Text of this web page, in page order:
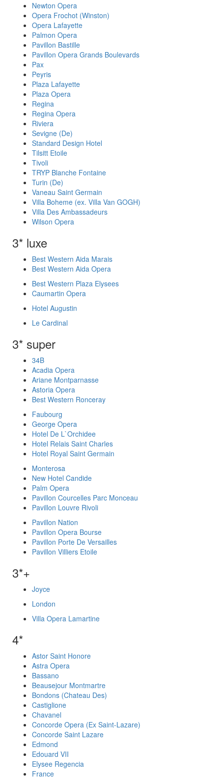
Newton Opera
Opera Frochot (Winston)
Opera Lafayette
Palmon Opera
Pavillon Bastille
Pavillon Opera Grands Boulevards
Pax
Peyris
Plaza Lafayette
Plaza Opera
Regina
Regina Opera
Riviera
Sevigne (De)
Standard Design Hotel
Tilsitt Etoile
Tivoli
TRYP Blanche Fontaine
Turin (De)
Vaneau Saint Germain
Villa Boheme (ex. Villa Van GOGH)
Villa Des Ambassadeurs
Wilson Opera
3* luxe
Best Western Aida Marais
Best Western Aida Opera
Best Western Plaza Elysees
Caumartin Opera
Hotel Augustin
Le Cardinal
3* super
34B
Acadia Opera
Ariane Montparnasse
Astoria Opera
Best Western Ronceray
Faubourg
George Opera
Hotel De L`Orchidee
Hotel Relais Saint Charles
Hotel Royal Saint Germain
Monterosa
New Hotel Candide
Palm Opera
Pavillon Courcelles Parc Monceau
Pavillon Louvre Rivoli
Pavillon Nation
Pavillon Opera Bourse
Pavillon Porte De Versailles
Pavillon Villiers Etoile
3*+
Joyce
London
Villa Opera Lamartine
4*
Astor Saint Honore
Astra Opera
Bassano
Beausejour Montmartre
Bondons (Chateau Des)
Castiglione
Chavanel
Concorde Opera (Ex Saint-Lazare)
Concorde Saint Lazare
Edmond
Edouard VII
Elysee Regencia
France